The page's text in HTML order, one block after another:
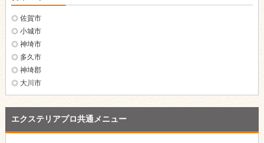
エクステリアプロ共通メニュー
佐賀市
小城市
神埼市
多久市
神埼郡
大川市